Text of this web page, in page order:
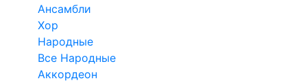
Ансамбли
Хор
Народные
Все Народные
Аккордеон